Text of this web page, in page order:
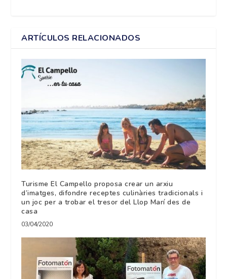
ARTÍCULOS RELACIONADOS
Turisme El Campello proposa crear un arxiu
d’imatges, difondre receptes culinàries tradicionals i
un joc per a trobar el tresor del Llop Marí des de
casa
03/04/2020